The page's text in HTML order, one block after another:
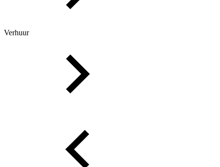
Verhuur